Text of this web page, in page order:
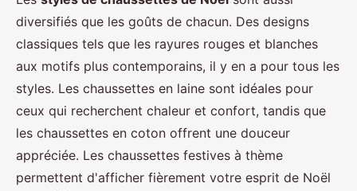
diversifiés que les goûts de chacun. Des designs
classiques tels que les rayures rouges et blanches
aux motifs plus contemporains, il y en a pour tous les
styles. Les chaussettes en laine sont idéales pour
ceux qui recherchent chaleur et confort, tandis que
les chaussettes en coton offrent une douceur
appréciée. Les chaussettes festives à thème
permettent d'afficher fièrement votre esprit de Noël